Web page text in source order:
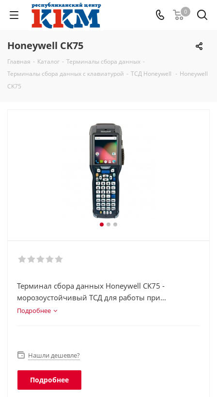
0
Honeywell CK75
Главная - Каталог - Терминалы сбора данных -
Терминалы сбора данных с клавиатурой - ТСД Honeywell - Honeywell
CK75
Терминал сбора данных Honeywell CK75 -
морозоустойчивый ТСД для работы при
минусовых темературах. Подойдет для
Подробнее
Нашли дешевле?
Подробнее